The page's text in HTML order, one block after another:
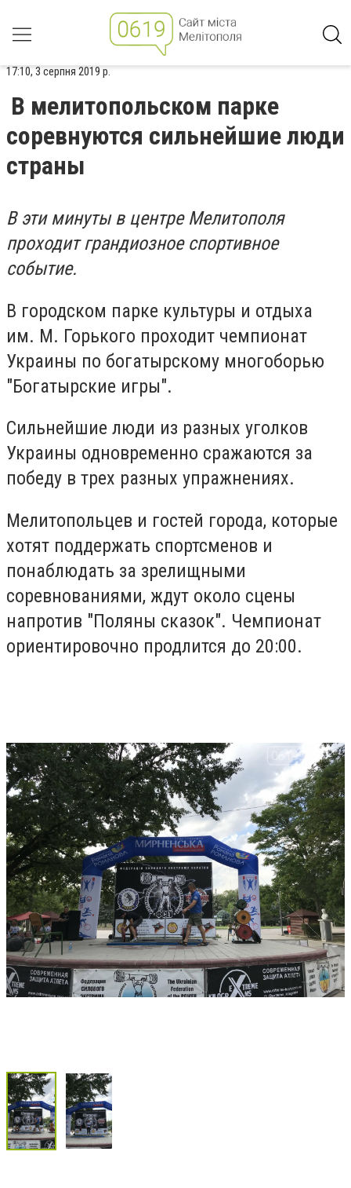
17:10, 3 серпня 2019 р.
В мелитопольском парке
соревнуются сильнейшие люди
страны
В эти минуты в центре Мелитополя
проходит грандиозное спортивное
событие.
В городском парке культуры и отдыха
им. М. Горького проходит чемпионат
Украины по богатырскому многоборью
"Богатырские игры".
Сильнейшие люди из разных уголков
Украины одновременно сражаются за
победу в трех разных упражнениях.
Мелитопольцев и гостей города, которые
хотят поддержать спортсменов и
понаблюдать за зрелищными
соревнованиями, ждут около сцены
напротив "Поляны сказок". Чемпионат
ориентировочно продлится до 20:00.